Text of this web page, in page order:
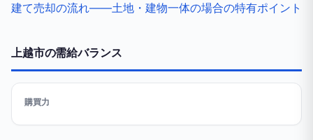
建て売却の流れ——土地・建物一体の場合の特有ポイント
上越市の需給バランス
購買力